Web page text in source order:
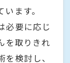
ます。
必要に応じ
を取りきれ
検討し、